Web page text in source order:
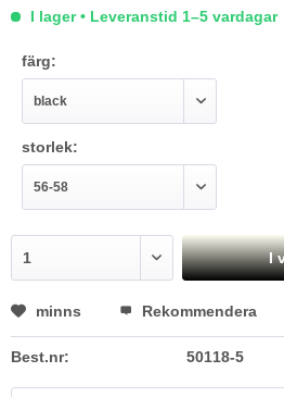
I lager • Leveranstid 1–5 vardagar
färg:
storlek:
I
minns Rekommendera
Best.nr: 50118-5